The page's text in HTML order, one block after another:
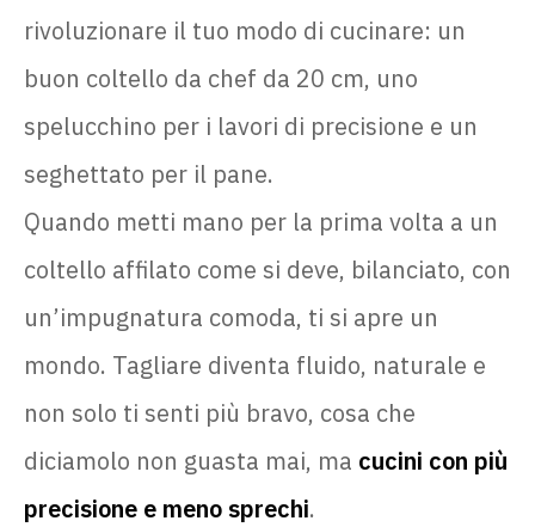
rivoluzionare il tuo modo di cucinare: un
buon coltello da chef da 20 cm, uno
spelucchino per i lavori di precisione e un
seghettato per il pane.
Quando metti mano per la prima volta a un
coltello affilato come si deve, bilanciato, con
un’impugnatura comoda, ti si apre un
mondo. Tagliare diventa fluido, naturale e
non solo ti senti più bravo, cosa che
diciamolo non guasta mai, ma cucini con più
precisione e meno sprechi.